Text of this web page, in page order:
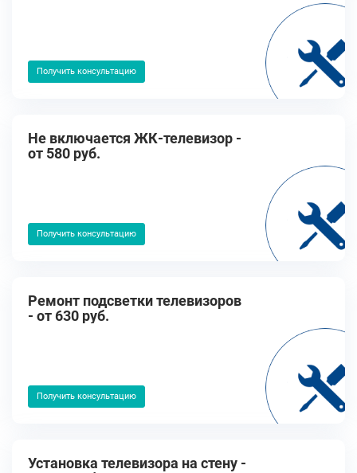
Получить консультацию
Не включается ЖК-телевизор -
от 580 руб.
Получить консультацию
Ремонт подсветки телевизоров
- от 630 руб.
Получить консультацию
Установка телевизора на стену -